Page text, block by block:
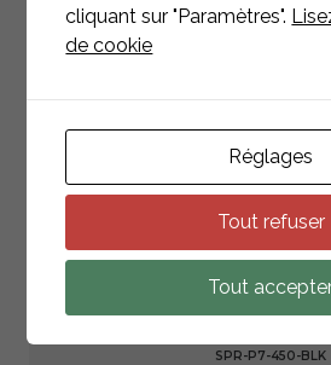
SPR-P7-450-BLK
cliquant sur "Paramètres".
de cookie
Réglages
Tout refuser
Tout